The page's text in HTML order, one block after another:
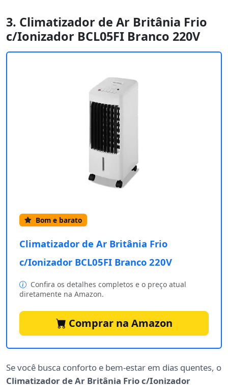
3. Climatizador de Ar Britânia Frio
c/Ionizador BCL05FI Branco 220V
Bom e barato
Climatizador de Ar Britânia Frio
c/Ionizador BCL05FI Branco 220V
Confira os detalhes completos e o preço atual
diretamente na Amazon.
Comprar na Amazon
Se você busca conforto e bem-estar em dias quentes, o
Climatizador de Ar Britânia Frio c/Ionizador